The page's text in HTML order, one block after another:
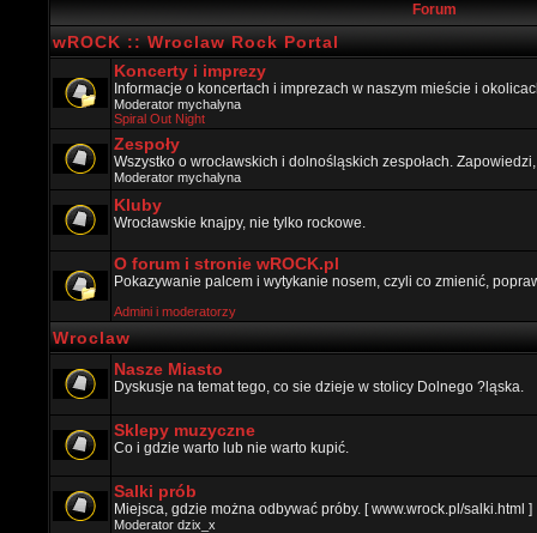
Forum
wROCK :: Wroclaw Rock Portal
Koncerty i imprezy
Informacje o koncertach i imprezach w naszym mieście i
Moderator mychalyna
Spiral Out Night
Zespoły
Wszystko o wrocławskich i dolnośląskich zespołach.
Moderator mychalyna
Kluby
Wrocławskie knajpy, nie tylko rockowe.
O forum i stronie wROCK.pl
Pokazywanie palcem i wytykanie nosem, czyli co zmienić,
Admini i moderatorzy
Wroclaw
Nasze Miasto
Dyskusje na temat tego, co sie dzieje w stolicy Dolnego ?ląska.
Sklepy muzyczne
Co i gdzie warto lub nie warto kupić.
Salki prób
Miejsca, gdzie można odbywać próby. [ www.wrock.pl/salki.html ]
Moderator dzix_x